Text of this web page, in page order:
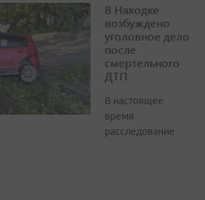
В Находке
возбуждено
уголовное дело
после
смертельного
ДТП
В настоящее
время
расследование